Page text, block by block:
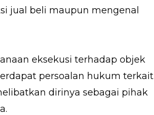
jual beli maupun mengenal
eksekusi terhadap objek
persoalan hukum terkait
dirinya sebagai pihak